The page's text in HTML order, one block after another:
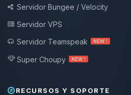
Servidor Bungee / Velocity
Servidor VPS
Servidor Teamspeak
NEW !
Super Choupy NEW !
RECURSOS Y SOPORTE